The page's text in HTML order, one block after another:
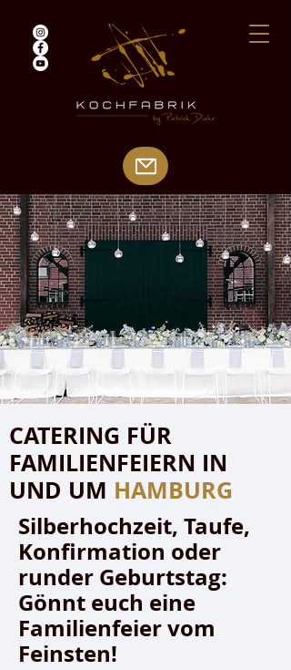
CATERING FÜR
FAMILIENFEIERN IN
UND UM HAMBURG
Silberhochzeit, Taufe,
Konfirmation oder
runder Geburtstag:
Gönnt euch eine
Familienfeier vom
Feinsten!